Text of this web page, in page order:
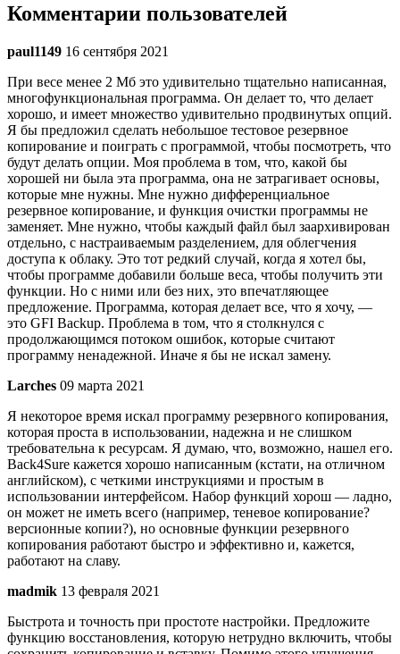
Комментарии пользователей
paul1149 16 сентября 2021
При весе менее 2 Мб это удивительно тщательно написанная,
многофункциональная программа. Он делает то, что делает
хорошо, и имеет множество удивительно продвинутых опций.
Я бы предложил сделать небольшое тестовое резервное
копирование и поиграть с программой, чтобы посмотреть, что
будут делать опции. Моя проблема в том, что, какой бы
хорошей ни была эта программа, она не затрагивает основы,
которые мне нужны. Мне нужно дифференциальное
резервное копирование, и функция очистки программы не
заменяет. Мне нужно, чтобы каждый файл был заархивирован
отдельно, с настраиваемым разделением, для облегчения
доступа к облаку. Это тот редкий случай, когда я хотел бы,
чтобы программе добавили больше веса, чтобы получить эти
функции. Но с ними или без них, это впечатляющее
предложение. Программа, которая делает все, что я хочу, —
это GFI Backup. Проблема в том, что я столкнулся с
продолжающимся потоком ошибок, которые считают
программу ненадежной. Иначе я бы не искал замену.
Larches 09 марта 2021
Я некоторое время искал программу резервного копирования,
которая проста в использовании, надежна и не слишком
требовательна к ресурсам. Я думаю, что, возможно, нашел его.
Back4Sure кажется хорошо написанным (кстати, на отличном
английском), с четкими инструкциями и простым в
использовании интерфейсом. Набор функций хорош — ладно,
он может не иметь всего (например, теневое копирование?
версионные копии?), но основные функции резервного
копирования работают быстро и эффективно и, кажется,
работают на славу.
madmik 13 февраля 2021
Быстрота и точность при простоте настройки. Предложите
функцию восстановления, которую нетрудно включить, чтобы